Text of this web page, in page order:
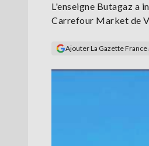
L'enseigne Butagaz a
Carrefour Market de
Ajouter La Gazette